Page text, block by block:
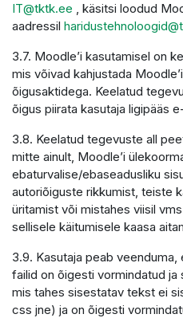
IT@tktk.ee , käsitsi loodud
aadressil
3.7. Moodle’i kasutamisel on
mis võivad kahjustada
õigusaktidega. Keelatud
õigus piirata kasutaja ligipääs
3.8. Keelatud tegevuste all
mitte ainult, Moodle’i
ebaturvalise/ebaseadusliku
autoriõiguste rikkumist, teiste
üritamist või mistahes viisil
sellisele käitumisele kaasa
3.9. Kasutaja peab
failid on õigesti vormindatud
mis tahes sisestatav tekst ei
css jne) ja on õigesti